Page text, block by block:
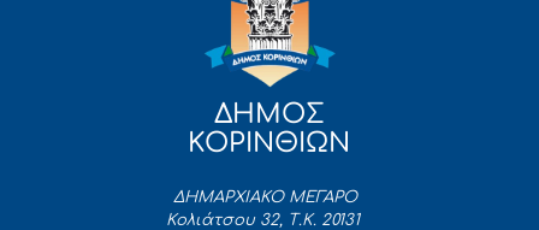
ΔΗΜΟΣ
ΚΟΡΙΝΘΙΩΝ
ΔΗΜΑΡΧΙΑΚΟ ΜΕΓΑΡΟ
Κολιάτσου 32, Τ.Κ. 20131